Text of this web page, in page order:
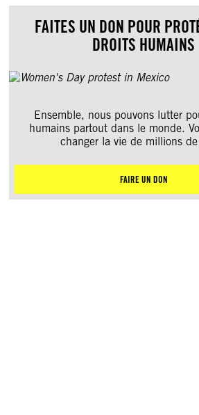
FAITES UN DON POUR
DROITS HUMAINS
Ensemble, nous pouvons lutter
humains partout dans le monde.
changer la vie de millions
FAIRE UN DON